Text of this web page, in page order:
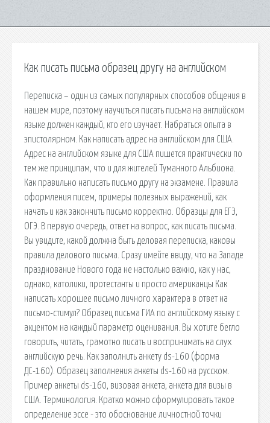
Как писать письма образец другу на английском
Переписка – один из самых популярных способов общения в
нашем мире, поэтому научиться писать письма на английском
языке должен каждый, кто его изучает. Набраться опыта в
эпистолярном. Как написать адрес на английском для США.
Адрес на английском языке для США пишется практически по
тем же принципам, что и для жителей Туманного Альбиона.
Как правильно написать письмо другу на экзамене. Правила
оформления писем, примеры полезных выражений, как
начать и как закончить письмо корректно. Образцы для ЕГЭ,
ОГЭ. В первую очередь, ответ на вопрос, как писать письма.
Вы увидите, какой должна быть деловая переписка, каковы
правила делового письма. Сразу имейте ввиду, что на Западе
празднование Нового года не настолько важно, как у нас,
однако, католики, протестанты и просто американцы Как
написать хорошее письмо личного характера в ответ на
письмо-стимул? Образец письма ГИА по английскому языку с
акцентом на каждый параметр оценивания. Вы хотите бегло
говорить, читать, грамотно писать и воспринимать на слух
английскую речь. Как заполнить анкету ds-160 (форма
ДС-160). Образец заполнения анкеты ds-160 на русском.
Пример анкеты ds-160, визовая анкета, анкета для визы в
США. Терминология. Кратко можно сформулировать такое
определение эссе - это обоснование личностной точки